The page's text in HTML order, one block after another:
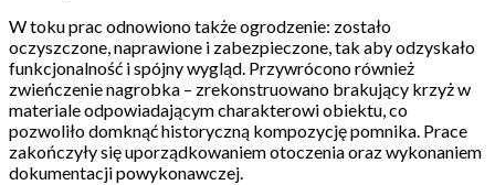
W toku prac odnowiono także ogrodzenie: zostało
oczyszczone, naprawione i zabezpieczone, tak aby odzyskało
funkcjonalność i spójny wygląd. Przywrócono również
zwieńczenie nagrobka – zrekonstruowano brakujący krzyż w
materiale odpowiadającym charakterowi obiektu, co
pozwoliło domknąć historyczną kompozycję pomnika. Prace
zakończyły się uporządkowaniem otoczenia oraz wykonaniem
dokumentacji powykonawczej.